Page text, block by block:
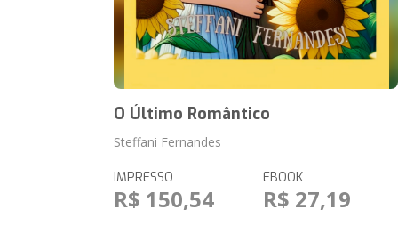
O Último Romântico
Steffani Fernandes
IMPRESSO
R$ 150,54
EBOOK
R$ 27,19